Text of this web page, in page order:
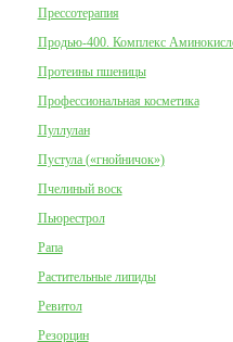
Прессотерапия
Продью-400. Комплекс
Протеины пшеницы
Профессиональная косметика
Пуллулан
Пустула («гнойничок»)
Пчелиный воск
Пьюрестрол
Рапа
Растительные липиды
Ревитол
Резорцин